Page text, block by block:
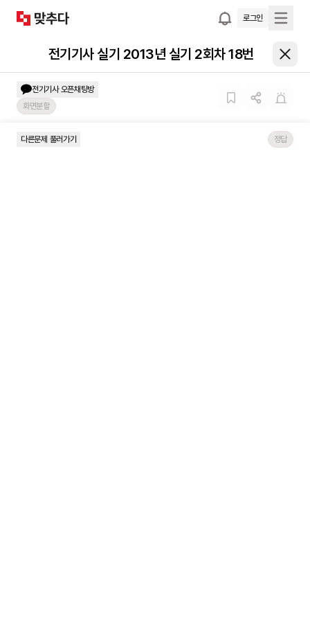
로그인
전기기사 실기 2013년 실기 2회차 18번
전기기사오픈채팅방
화면분할
다른문제 풀러가기 정답